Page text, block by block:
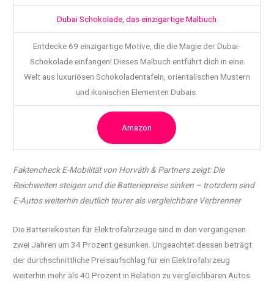
Dubai Schokolade, das einzigartige Malbuch
Entdecke 69 einzigartige Motive, die die Magie der Dubai-
Schokolade einfangen! Dieses Malbuch entführt dich in eine
Welt aus luxuriösen Schokoladentafeln, orientalischen Mustern
und ikonischen Elementen Dubais.
Amazon
Faktencheck E-Mobilität von Horváth & Partners zeigt: Die
Reichweiten steigen und die Batteriepreise sinken – trotzdem sind
E-Autos weiterhin deutlich teurer als vergleichbare Verbrenner
Die Batteriekosten für Elektrofahrzeuge sind in den vergangenen
zwei Jahren um 34 Prozent gesunken. Ungeachtet dessen beträgt
der durchschnittliche Preisaufschlag für ein Elektrofahrzeug
weiterhin mehr als 40 Prozent in Relation zu vergleichbaren Autos